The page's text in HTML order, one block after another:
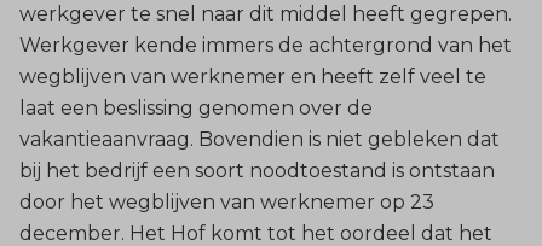
werkgever te snel naar dit middel heeft gegrepen.
Werkgever kende immers de achtergrond van het
wegblijven van werknemer en heeft zelf veel te
laat een beslissing genomen over de
vakantieaanvraag. Bovendien is niet gebleken dat
bij het bedrijf een soort noodtoestand is ontstaan
door het wegblijven van werknemer op 23
december. Het Hof komt tot het oordeel dat het